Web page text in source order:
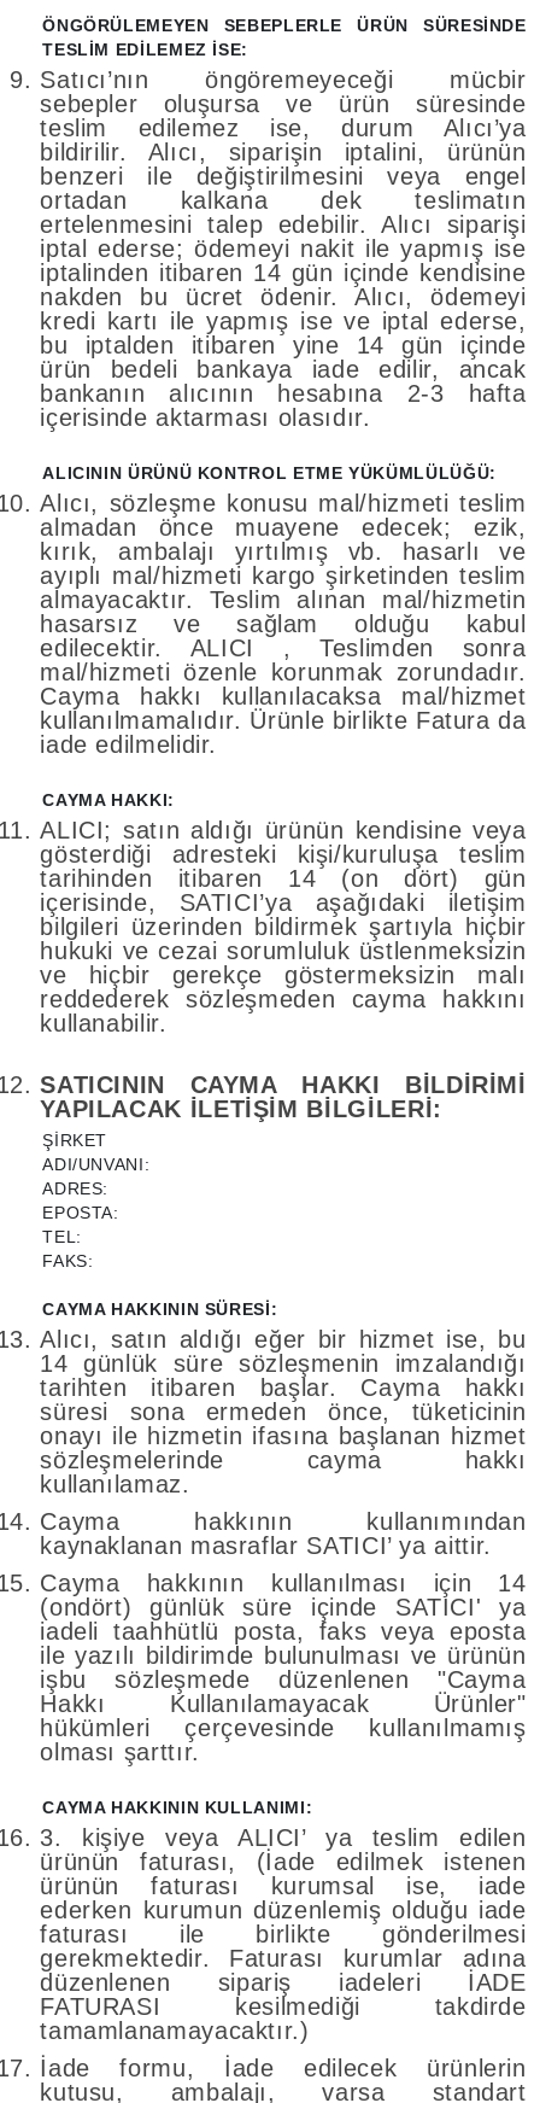
ÖNGÖRÜLEMEYEN SEBEPLERLE ÜRÜN SÜRESİNDE
TESLİM EDİLEMEZ İSE:
Satıcı’nın öngöremeyeceği mücbir
sebepler oluşursa ve ürün süresinde
teslim edilemez ise, durum Alıcı’ya
bildirilir. Alıcı, siparişin iptalini, ürünün
benzeri ile değiştirilmesini veya engel
ortadan kalkana dek teslimatın
ertelenmesini talep edebilir. Alıcı siparişi
iptal ederse; ödemeyi nakit ile yapmış ise
iptalinden itibaren 14 gün içinde kendisine
nakden bu ücret ödenir. Alıcı, ödemeyi
kredi kartı ile yapmış ise ve iptal ederse,
bu iptalden itibaren yine 14 gün içinde
ürün bedeli bankaya iade edilir, ancak
bankanın alıcının hesabına 2-3 hafta
içerisinde aktarması olasıdır.
ALICININ ÜRÜNÜ KONTROL ETME YÜKÜMLÜLÜĞÜ:
Alıcı, sözleşme konusu mal/hizmeti teslim
almadan önce muayene edecek; ezik,
kırık, ambalajı yırtılmış vb. hasarlı ve
ayıplı mal/hizmeti kargo şirketinden teslim
almayacaktır. Teslim alınan mal/hizmetin
hasarsız ve sağlam olduğu kabul
edilecektir. ALICI , Teslimden sonra
mal/hizmeti özenle korunmak zorundadır.
Cayma hakkı kullanılacaksa mal/hizmet
kullanılmamalıdır. Ürünle birlikte Fatura da
iade edilmelidir.
CAYMA HAKKI:
ALICI; satın aldığı ürünün kendisine veya
gösterdiği adresteki kişi/kuruluşa teslim
tarihinden itibaren 14 (on dört) gün
içerisinde, SATICI’ya aşağıdaki iletişim
bilgileri üzerinden bildirmek şartıyla hiçbir
hukuki ve cezai sorumluluk üstlenmeksizin
ve hiçbir gerekçe göstermeksizin malı
reddederek sözleşmeden cayma hakkını
kullanabilir.
SATICININ CAYMA HAKKI BİLDİRİMİ
YAPILACAK İLETİŞİM BİLGİLERİ:
ŞİRKET
ADI/UNVANI:
ADRES:
EPOSTA:
TEL:
FAKS:
CAYMA HAKKININ SÜRESİ:
Alıcı, satın aldığı eğer bir hizmet ise, bu
14 günlük süre sözleşmenin imzalandığı
tarihten itibaren başlar. Cayma hakkı
süresi sona ermeden önce, tüketicinin
onayı ile hizmetin ifasına başlanan hizmet
sözleşmelerinde cayma hakkı
kullanılamaz.
Cayma hakkının kullanımından
kaynaklanan masraflar SATICI’ ya aittir.
Cayma hakkının kullanılması için 14
(ondört) günlük süre içinde SATICI' ya
iadeli taahhütlü posta, faks veya eposta
ile yazılı bildirimde bulunulması ve ürünün
işbu sözleşmede düzenlenen "Cayma
Hakkı Kullanılamayacak Ürünler"
hükümleri çerçevesinde kullanılmamış
olması şarttır.
CAYMA HAKKININ KULLANIMI:
3. kişiye veya ALICI’ ya teslim edilen
ürünün faturası, (İade edilmek istenen
ürünün faturası kurumsal ise, iade
ederken kurumun düzenlemiş olduğu iade
faturası ile birlikte gönderilmesi
gerekmektedir. Faturası kurumlar adına
düzenlenen sipariş iadeleri İADE
FATURASI kesilmediği takdirde
tamamlanamayacaktır.)
İade formu, İade edilecek ürünlerin
kutusu, ambalajı, varsa standart